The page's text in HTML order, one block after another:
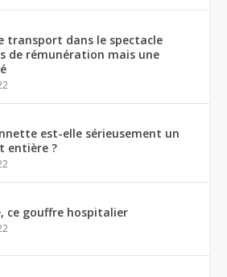
transport dans le spectacle
de rémunération mais une
est-elle sérieusement un
entière ?
ce gouffre hospitalier